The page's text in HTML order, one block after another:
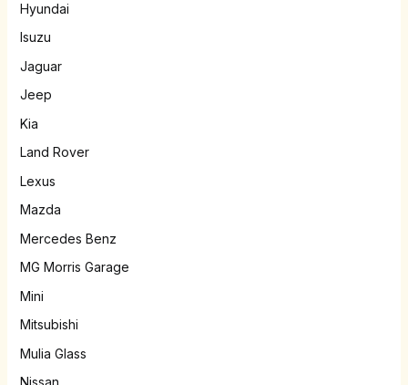
Hyundai
Isuzu
Jaguar
Jeep
Kia
Land Rover
Lexus
Mazda
Mercedes Benz
MG Morris Garage
Mini
Mitsubishi
Mulia Glass